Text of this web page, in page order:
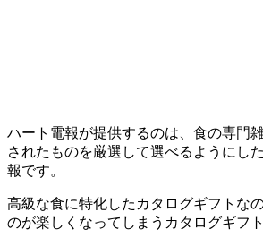
ハート電報が提供するのは、食の専門
されたものを厳選して選べるようにし
報です。
高級な食に特化したカタログギフトな
のが楽しくなってしまうカタログギフ